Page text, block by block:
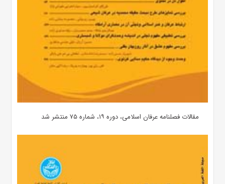
مقالات فصلنامه عرفان اسلامی، دوره ۱۹، شماره ۷۵ منتشر شد